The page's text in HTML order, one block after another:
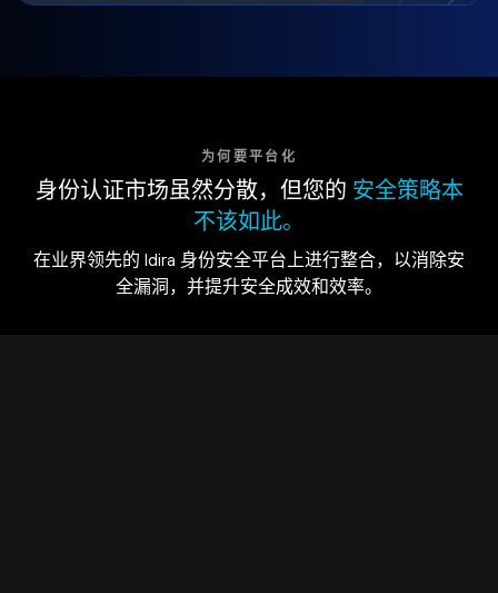
为何要平台化
身份认证市场虽然分散，但您的 安全策略本
不该如此。
在业界领先的 Idira 身份安全平台上进行整合，以消除安
全漏洞，并提升安全成效和效率。